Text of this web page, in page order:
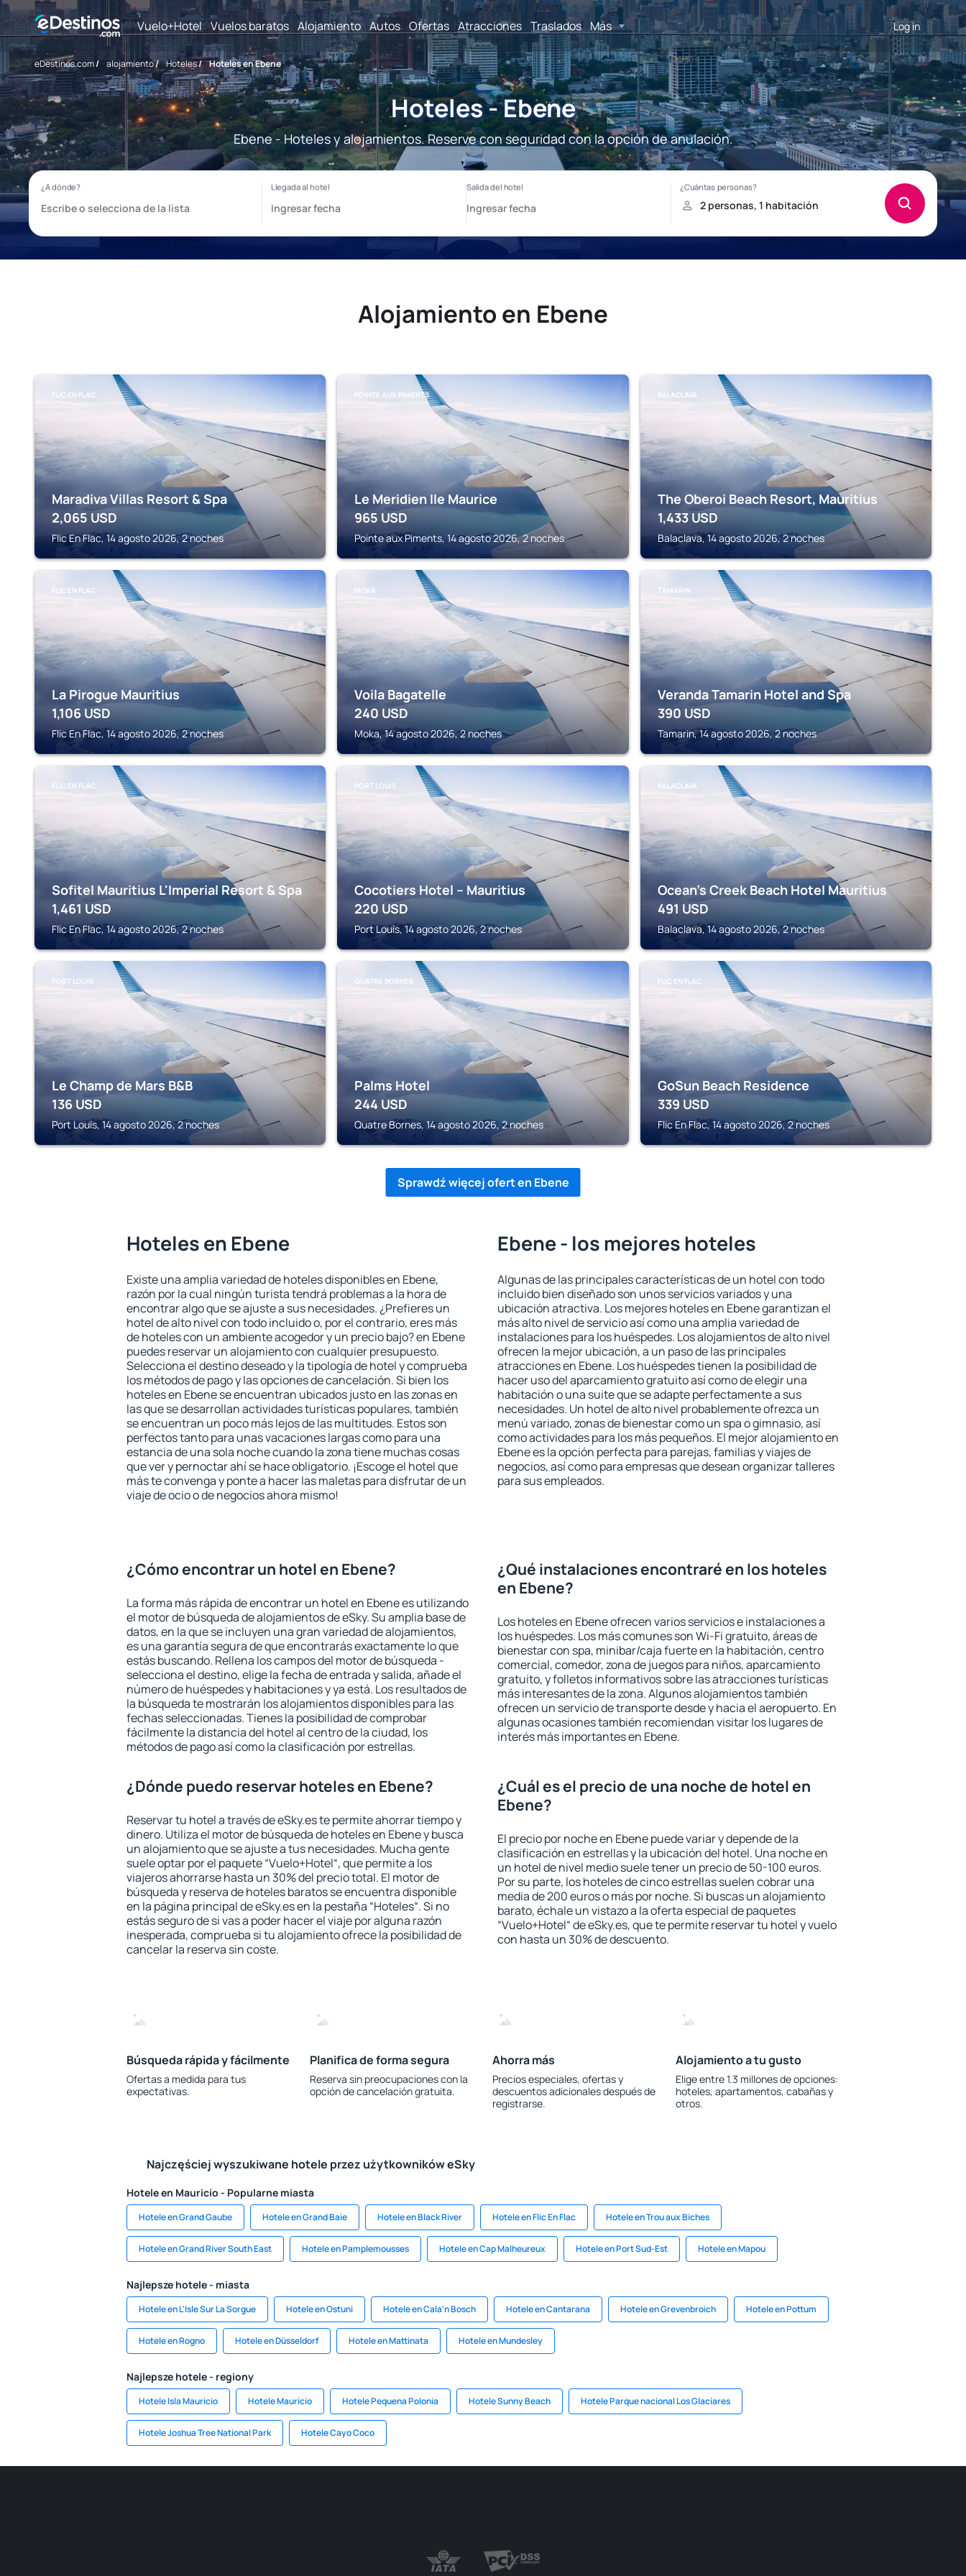
Vuelo+Hotel Vuelos baratos Alojamiento Autos Ofertas Atracciones Traslados Más Log in
eDestinos.com/ alojamiento/ Hoteles/ Hoteles en Ebene
Hoteles - Ebene
Ebene - Hoteles y alojamientos. Reserve con seguridad con la opción de anulación.
Alojamiento en Ebene
FLIC EN FLAC
Maradiva Villas Resort & Spa
2,065 USD
Flic En Flac, 14 agosto 2026, 2 noches
POINTE AUX PIMENTS
Le Meridien Ile Maurice
965 USD
Pointe aux Piments, 14 agosto 2026, 2 noches
BALACLAVA
The Oberoi Beach Resort, Mauritius
1,433 USD
Balaclava, 14 agosto 2026, 2 noches
FLIC EN FLAC
La Pirogue Mauritius
1,106 USD
Flic En Flac, 14 agosto 2026, 2 noches
MOKA
Voila Bagatelle
240 USD
Moka, 14 agosto 2026, 2 noches
TAMARIN
Veranda Tamarin Hotel and Spa
390 USD
Tamarin, 14 agosto 2026, 2 noches
FLIC EN FLAC
Sofitel Mauritius L'Imperial Resort & Spa
1,461 USD
Flic En Flac, 14 agosto 2026, 2 noches
PORT LOUIS
Cocotiers Hotel – Mauritius
220 USD
Port Louis, 14 agosto 2026, 2 noches
BALACLAVA
Ocean’s Creek Beach Hotel Mauritius
491 USD
Balaclava, 14 agosto 2026, 2 noches
PORT LOUIS
Le Champ de Mars B&B
136 USD
Port Louis, 14 agosto 2026, 2 noches
QUATRE BORNES
Palms Hotel
244 USD
Quatre Bornes, 14 agosto 2026, 2 noches
FLIC EN FLAC
GoSun Beach Residence
339 USD
Flic En Flac, 14 agosto 2026, 2 noches
Sprawdź więcej ofert en Ebene
Hoteles en Ebene
Existe una amplia variedad de hoteles disponibles en Ebene,
razón por la cual ningún turista tendrá problemas a la hora de
encontrar algo que se ajuste a sus necesidades. ¿Prefieres un
hotel de alto nivel con todo incluido o, por el contrario, eres más
de hoteles con un ambiente acogedor y un precio bajo? en Ebene
puedes reservar un alojamiento con cualquier presupuesto.
Selecciona el destino deseado y la tipología de hotel y comprueba
los métodos de pago y las opciones de cancelación. Si bien los
hoteles en Ebene se encuentran ubicados justo en las zonas en
las que se desarrollan actividades turísticas populares, también
se encuentran un poco más lejos de las multitudes. Estos son
perfectos tanto para unas vacaciones largas como para una
estancia de una sola noche cuando la zona tiene muchas cosas
que ver y pernoctar ahí se hace obligatorio. ¡Escoge el hotel que
más te convenga y ponte a hacer las maletas para disfrutar de un
viaje de ocio o de negocios ahora mismo!
Ebene - los mejores hoteles
Algunas de las principales características de un hotel con todo
incluido bien diseñado son unos servicios variados y una
ubicación atractiva. Los mejores hoteles en Ebene garantizan el
más alto nivel de servicio así como una amplia variedad de
instalaciones para los huéspedes. Los alojamientos de alto nivel
ofrecen la mejor ubicación, a un paso de las principales
atracciones en Ebene. Los huéspedes tienen la posibilidad de
hacer uso del aparcamiento gratuito así como de elegir una
habitación o una suite que se adapte perfectamente a sus
necesidades. Un hotel de alto nivel probablemente ofrezca un
menú variado, zonas de bienestar como un spa o gimnasio, así
como actividades para los más pequeños. El mejor alojamiento en
Ebene es la opción perfecta para parejas, familias y viajes de
negocios, así como para empresas que desean organizar talleres
para sus empleados.
¿Cómo encontrar un hotel en Ebene?
La forma más rápida de encontrar un hotel en Ebene es utilizando
el motor de búsqueda de alojamientos de eSky. Su amplia base de
datos, en la que se incluyen una gran variedad de alojamientos,
es una garantía segura de que encontrarás exactamente lo que
estás buscando. Rellena los campos del motor de búsqueda -
selecciona el destino, elige la fecha de entrada y salida, añade el
número de huéspedes y habitaciones y ya está. Los resultados de
la búsqueda te mostrarán los alojamientos disponibles para las
fechas seleccionadas. Tienes la posibilidad de comprobar
fácilmente la distancia del hotel al centro de la ciudad, los
métodos de pago así como la clasificación por estrellas.
¿Qué instalaciones encontraré en los hoteles
en Ebene?
Los hoteles en Ebene ofrecen varios servicios e instalaciones a
los huéspedes. Los más comunes son Wi-Fi gratuito, áreas de
bienestar con spa, minibar/caja fuerte en la habitación, centro
comercial, comedor, zona de juegos para niños, aparcamiento
gratuito, y folletos informativos sobre las atracciones turísticas
más interesantes de la zona. Algunos alojamientos también
ofrecen un servicio de transporte desde y hacia el aeropuerto. En
algunas ocasiones también recomiendan visitar los lugares de
interés más importantes en Ebene.
¿Dónde puedo reservar hoteles en Ebene?
Reservar tu hotel a través de eSky.es te permite ahorrar tiempo y
dinero. Utiliza el motor de búsqueda de hoteles en Ebene y busca
un alojamiento que se ajuste a tus necesidades. Mucha gente
suele optar por el paquete “Vuelo+Hotel“, que permite a los
viajeros ahorrarse hasta un 30% del precio total. El motor de
búsqueda y reserva de hoteles baratos se encuentra disponible
en la página principal de eSky.es en la pestaña “Hoteles“. Si no
estás seguro de si vas a poder hacer el viaje por alguna razón
inesperada, comprueba si tu alojamiento ofrece la posibilidad de
cancelar la reserva sin coste.
¿Cuál es el precio de una noche de hotel en
Ebene?
El precio por noche en Ebene puede variar y depende de la
clasificación en estrellas y la ubicación del hotel. Una noche en
un hotel de nivel medio suele tener un precio de 50-100 euros.
Por su parte, los hoteles de cinco estrellas suelen cobrar una
media de 200 euros o más por noche. Si buscas un alojamiento
barato, échale un vistazo a la oferta especial de paquetes
“Vuelo+Hotel“ de eSky.es, que te permite reservar tu hotel y vuelo
con hasta un 30% de descuento.
Búsqueda rápida y fácilmente
Ofertas a medida para tus
expectativas.
Planifica de forma segura
Reserva sin preocupaciones con la
opción de cancelación gratuita.
Ahorra más
Precios especiales, ofertas y
descuentos adicionales después de
registrarse.
Alojamiento a tu gusto
Elige entre 1.3 millones de opciones:
hoteles, apartamentos, cabañas y
otros.
Najczęściej wyszukiwane hotele przez użytkowników eSky
Hotele en Mauricio - Popularne miasta
Hotele en Grand Gaube Hotele en Grand Baie Hotele en Black River Hotele en Flic En Flac Hotele en Trou aux Biches
Hotele en Grand River South East Hotele en Pamplemousses Hotele en Cap Malheureux Hotele en Port Sud-Est Hotele en Mapou
Najlepsze hotele - miasta
Hotele en L'Isle Sur La Sorgue Hotele en Ostuni Hotele en Cala'n Bosch Hotele en Cantarana Hotele en Grevenbroich Hotele en Pottum
Hotele en Rogno Hotele en Düsseldorf Hotele en Mattinata Hotele en Mundesley
Najlepsze hotele - regiony
Hotele Isla Mauricio Hotele Mauricio Hotele Pequena Polonia Hotele Sunny Beach Hotele Parque nacional Los Glaciares
Hotele Joshua Tree National Park Hotele Cayo Coco